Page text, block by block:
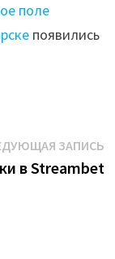
поле
появились
ЗАПИСЬ
в Streambet